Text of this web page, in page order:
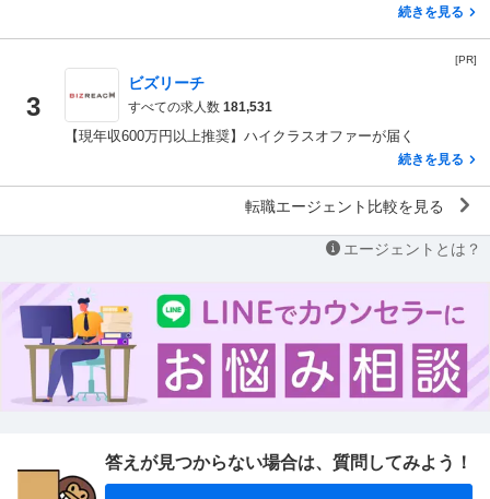
続きを見る
[PR]
3
ビズリーチ
すべての求人数 181,531
【現年収600万円以上推奨】ハイクラスオファーが届く
続きを見る
転職エージェント比較を見る
エージェントとは？
答えが見つからない場合は、 質問してみよう！